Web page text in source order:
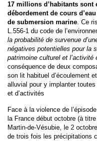
17 millions d’habitants sont
débordement de cours
de submersion marine. Ce
L.556-1 du code de
la probabilité de survenue
négatives potentielles pour la
patrimoine culturel et l’activité
conséquence de deux
son lit habituel d’écoulement
alluvial pour y implanter
et d’activités
Face à la violence de
la France début octobre (à
Martin-de-Vésubie, le 2
de trois fois les précipitations